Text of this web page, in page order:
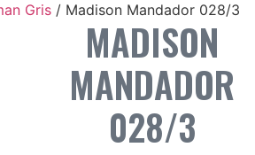
Gris / Madison Mandador 028/3
MADISON
MANDADOR
028/3